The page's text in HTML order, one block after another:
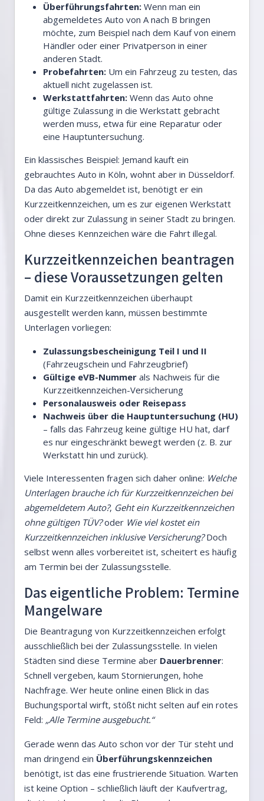
Überführungsfahrten: Wenn man ein
abgemeldetes Auto von A nach B bringen
möchte, zum Beispiel nach dem Kauf von einem
Händler oder einer Privatperson in einer
anderen Stadt.
Probefahrten: Um ein Fahrzeug zu testen, das
aktuell nicht zugelassen ist.
Werkstattfahrten: Wenn das Auto ohne
gültige Zulassung in die Werkstatt gebracht
werden muss, etwa für eine Reparatur oder
eine Hauptuntersuchung.
Ein klassisches Beispiel: Jemand kauft ein
gebrauchtes Auto in Köln, wohnt aber in Düsseldorf.
Da das Auto abgemeldet ist, benötigt er ein
Kurzzeitkennzeichen, um es zur eigenen Werkstatt
oder direkt zur Zulassung in seiner Stadt zu bringen.
Ohne dieses Kennzeichen wäre die Fahrt illegal.
Kurzzeitkennzeichen beantragen
– diese Voraussetzungen gelten
Damit ein Kurzzeitkennzeichen überhaupt
ausgestellt werden kann, müssen bestimmte
Unterlagen vorliegen:
Zulassungsbescheinigung Teil I und II
(Fahrzeugschein und Fahrzeugbrief)
Gültige eVB-Nummer als Nachweis für die
Kurzzeitkennzeichen-Versicherung
Personalausweis oder Reisepass
Nachweis über die Hauptuntersuchung (HU)
– falls das Fahrzeug keine gültige HU hat, darf
es nur eingeschränkt bewegt werden (z. B. zur
Werkstatt hin und zurück).
Viele Interessenten fragen sich daher online: Welche
Unterlagen brauche ich für Kurzzeitkennzeichen bei
abgemeldetem Auto?, Geht ein Kurzzeitkennzeichen
ohne gültigen TÜV?oder Wie viel kostet ein
Kurzzeitkennzeichen inklusive Versicherung?Doch
selbst wenn alles vorbereitet ist, scheitert es häufig
am Termin bei der Zulassungsstelle.
Das eigentliche Problem: Termine
Mangelware
Die Beantragung von Kurzzeitkennzeichen erfolgt
ausschließlich bei der Zulassungsstelle. In vielen
Städten sind diese Termine aber Dauerbrenner:
Schnell vergeben, kaum Stornierungen, hohe
Nachfrage. Wer heute online einen Blick in das
Buchungsportal wirft, stößt nicht selten auf ein rotes
Feld: „Alle Termine ausgebucht.“
Gerade wenn das Auto schon vor der Tür steht und
man dringend ein Überführungskennzeichen
benötigt, ist das eine frustrierende Situation. Warten
ist keine Option – schließlich läuft der Kaufvertrag,